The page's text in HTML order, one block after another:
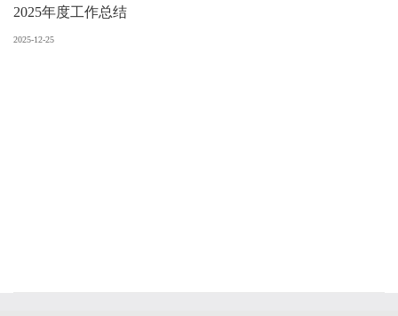
2025年度工作总结
2025-12-25